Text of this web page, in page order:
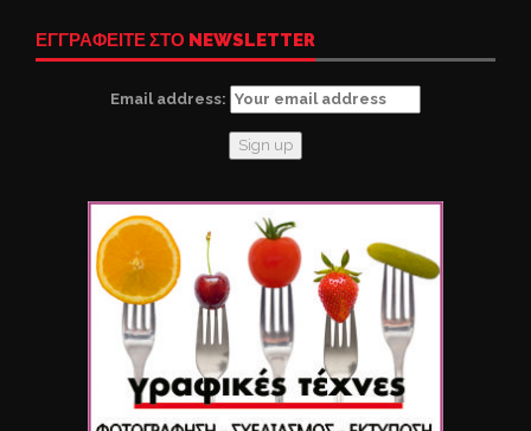
ΕΓΓΡΑΦΕΙΤΕ ΣΤΟ NEWSLETTER
Email address: